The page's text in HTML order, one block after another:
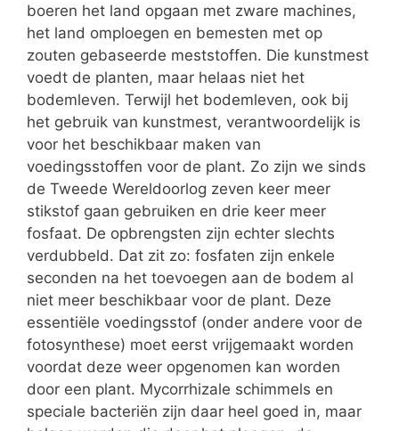
boeren het land opgaan met zware machines,
het land omploegen en bemesten met op
zouten gebaseerde meststoffen. Die kunstmest
voedt de planten, maar helaas niet het
bodemleven. Terwijl het bodemleven, ook bij
het gebruik van kunstmest, verantwoordelijk is
voor het beschikbaar maken van
voedingsstoffen voor de plant. Zo zijn we sinds
de Tweede Wereldoorlog zeven keer meer
stikstof gaan gebruiken en drie keer meer
fosfaat. De opbrengsten zijn echter slechts
verdubbeld. Dat zit zo: fosfaten zijn enkele
seconden na het toevoegen aan de bodem al
niet meer beschikbaar voor de plant. Deze
essentiële voedingsstof (onder andere voor de
fotosynthese) moet eerst vrijgemaakt worden
voordat deze weer opgenomen kan worden
door een plant. Mycorrhizale schimmels en
speciale bacteriën zijn daar heel goed in, maar